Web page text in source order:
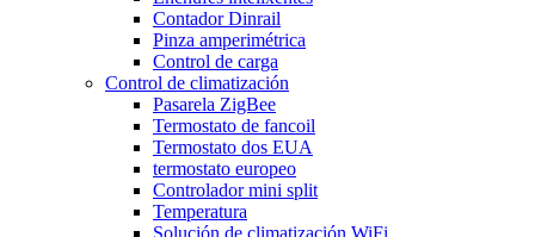
Contador Dinrail
Pinza amperimétrica
Control de carga
Control de climatización
Pasarela ZigBee
Termostato de fancoil
Termostato dos EUA
termostato europeo
Controlador mini split
Temperatura
Solución de climatización WiFi